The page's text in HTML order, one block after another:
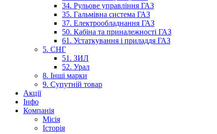
34. Рульове управління ГАЗ
35. Гальмівна система ГАЗ
37. Електрообладнання ГАЗ
50. Кабіна та приналежності ГАЗ
61. Устаткування і приладдя ГАЗ
5. СНГ
51. ЗИЛ
52. Урал
8. Інші марки
9. Супутній товар
Акції
Інфо
Компанія
Місія
Історія